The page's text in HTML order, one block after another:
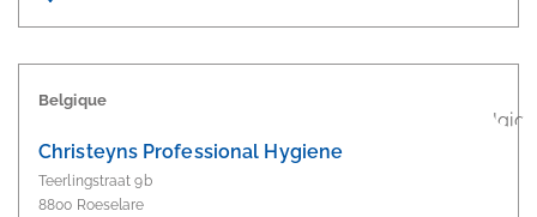
Belgique
Christeyns Professional Hygiene
Teerlingstraat 9b
8800 Roeselare